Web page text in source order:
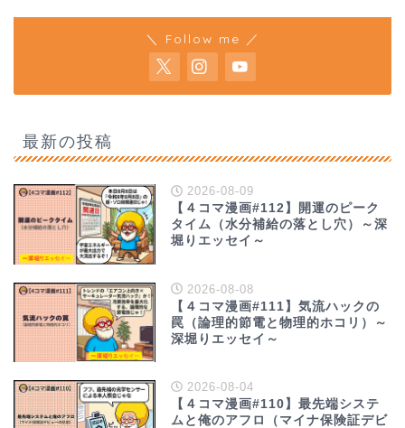
＼ Follow me ／
最新の投稿
2026-08-09
【４コマ漫画#112】開運のピーク
タイム（水分補給の落とし穴）～深
堀りエッセイ～
2026-08-08
【４コマ漫画#111】気流ハックの
罠（論理的節電と物理的ホコリ）～
深堀りエッセイ～
2026-08-04
【４コマ漫画#110】最先端システ
ムと俺のアフロ（マイナ保険証デビ